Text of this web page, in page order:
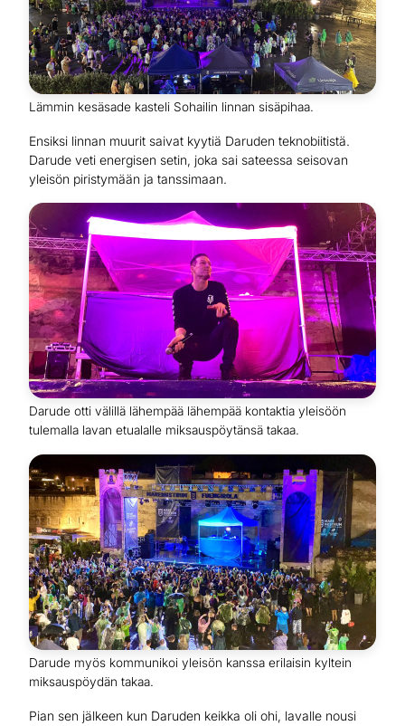
Lämmin kesäsade kasteli Sohailin linnan sisäpihaa.
Ensiksi linnan muurit saivat kyytiä Daruden teknobiitistä.
Darude veti energisen setin, joka sai sateessa seisovan
yleisön piristymään ja tanssimaan.
Darude otti välillä lähempää lähempää kontaktia yleisöön
tulemalla lavan etualalle miksauspöytänsä takaa.
Darude myös kommunikoi yleisön kanssa erilaisin kyltein
miksauspöydän takaa.
Pian sen jälkeen kun Daruden keikka oli ohi, lavalle nousi